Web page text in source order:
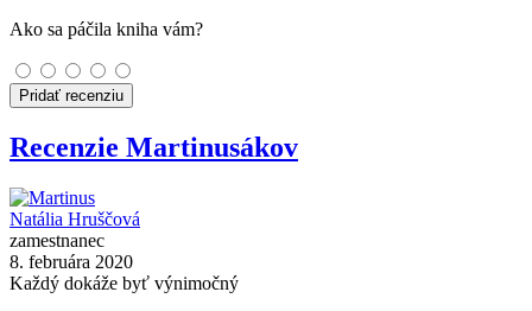
Ako sa páčila kniha vám?
Pridať recenziu
Recenzie Martinusákov
Natália Hruščová
zamestnanec
8. februára 2020
Každý dokáže byť výnimočný